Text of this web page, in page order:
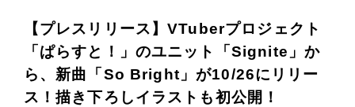
【プレスリリース】VTuberプロジェクト
「ぱらすと！」のユニット「Signite」か
ら、新曲「So Bright」が10/26にリリー
ス！描き下ろしイラストも初公開！